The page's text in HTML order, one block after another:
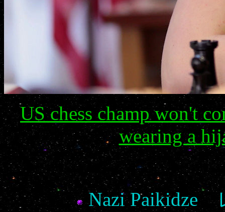
US chess champ won't
wearing a
Nazi Paikidze